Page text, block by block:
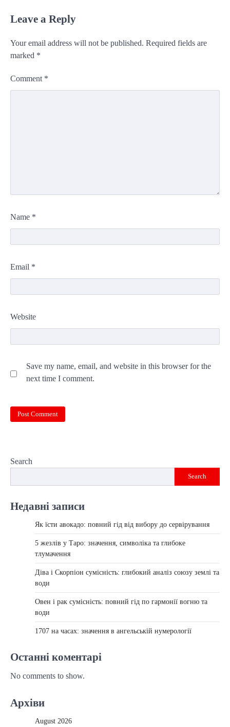
Leave a Reply
Your email address will not be published. Required fields are
marked *
Comment *
Name *
Email *
Website
Save my name, email, and website in this browser for the
next time I comment.
Search
Search
Недавні записи
Як їсти авокадо: повний гід від вибору до сервірування
5 жезлів у Таро: значення, символіка та глибоке
тлумачення
Діва і Скорпіон сумісність: глибокий аналіз союзу землі та
води
Овен і рак сумісність: повний гід по гармонії вогню та
води
1707 на часах: значення в ангельській нумерології
Останні коментарі
No comments to show.
Архіви
August 2026